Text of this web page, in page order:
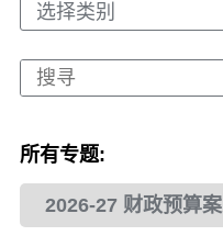
选择类别
所有专题:
2026-27 财政预算案